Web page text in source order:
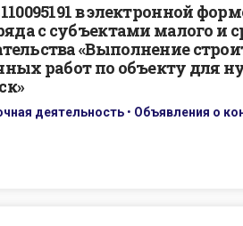
в электронной
с субъектами малого и
«Выполнение
работ по объекту для
деятельность • Объявления о